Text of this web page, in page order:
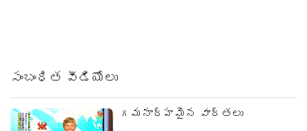
సంబంధిత వీడియోలు
గమనార్హమైన వార్తలు